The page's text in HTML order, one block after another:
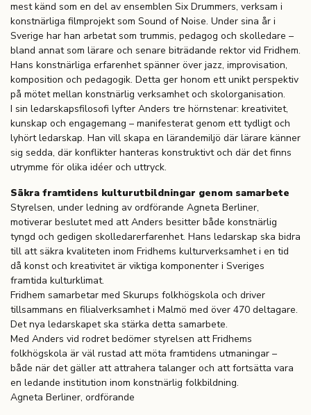
mest känd som en del av ensemblen Six Drummers, verksam i
konstnärliga filmprojekt som Sound of Noise. Under sina år i
Sverige har han arbetat som trummis, pedagog och skolledare –
bland annat som lärare och senare biträdande rektor vid Fridhem.
Hans konstnärliga erfarenhet spänner över jazz, improvisation,
komposition och pedagogik. Detta ger honom ett unikt perspektiv
på mötet mellan konstnärlig verksamhet och skolorganisation.
I sin ledarskapsfilosofi lyfter Anders tre hörnstenar: kreativitet,
kunskap och engagemang – manifesterat genom ett tydligt och
lyhört ledarskap. Han vill skapa en lärandemiljö där lärare känner
sig sedda, där konflikter hanteras konstruktivt och där det finns
utrymme för olika idéer och uttryck.
Säkra framtidens kulturutbildningar genom samarbete
Styrelsen, under ledning av ordförande Agneta Berliner,
motiverar beslutet med att Anders besitter både konstnärlig
tyngd och gedigen skolledarerfarenhet. Hans ledarskap ska bidra
till att säkra kvaliteten inom Fridhems kulturverksamhet i en tid
då konst och kreativitet är viktiga komponenter i Sveriges
framtida kulturklimat.
Fridhem samarbetar med Skurups folkhögskola och driver
tillsammans en filialverksamhet i Malmö med över 470 deltagare.
Det nya ledarskapet ska stärka detta samarbete.
Med Anders vid rodret bedömer styrelsen att Fridhems
folkhögskola är väl rustad att möta framtidens utmaningar –
både när det gäller att attrahera talanger och att fortsätta vara
en ledande institution inom konstnärlig folkbildning.
Agneta Berliner, ordförande